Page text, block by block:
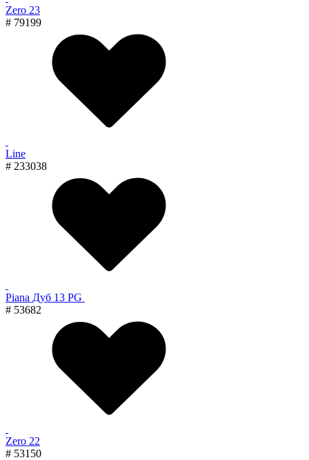
Zero 23
# 79199
Line
# 233038
Piana Дуб 13 PG
# 53682
Zero 22
# 53150